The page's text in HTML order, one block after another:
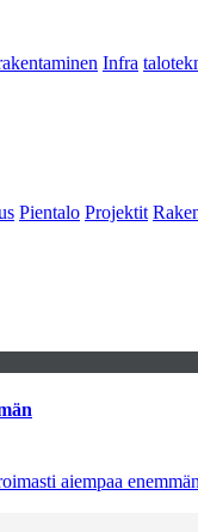
Infra
Pientalo Projektit
aiempaa enemmän